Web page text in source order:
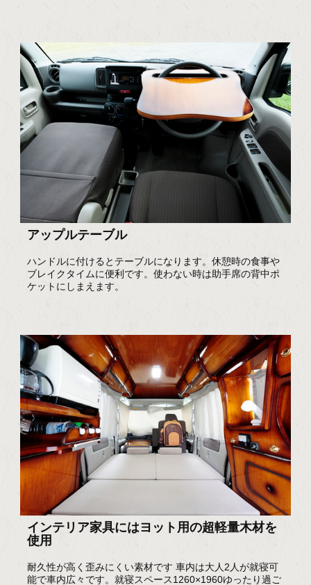
アップルテーブル
ハンドルに付けるとテーブルになります。休憩時の食事や
ブレイクタイムに便利です。使わない時は助手席の背中ポ
ケットにしまえます。
インテリア家具にはヨット用の超軽量木材を
使用
耐久性が高く歪みにくい素材です 車内は大人2人が就寝可
能で車内広々です。就寝スペース1260×1960ゆったり過ご